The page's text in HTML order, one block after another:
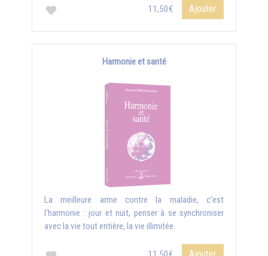
11,50€ Ajouter
Harmonie et santé
La meilleure arme contre la maladie, c'est
l'harmonie : jour et nuit, penser à se synchroniser
avec la vie tout entière, la vie illimitée.